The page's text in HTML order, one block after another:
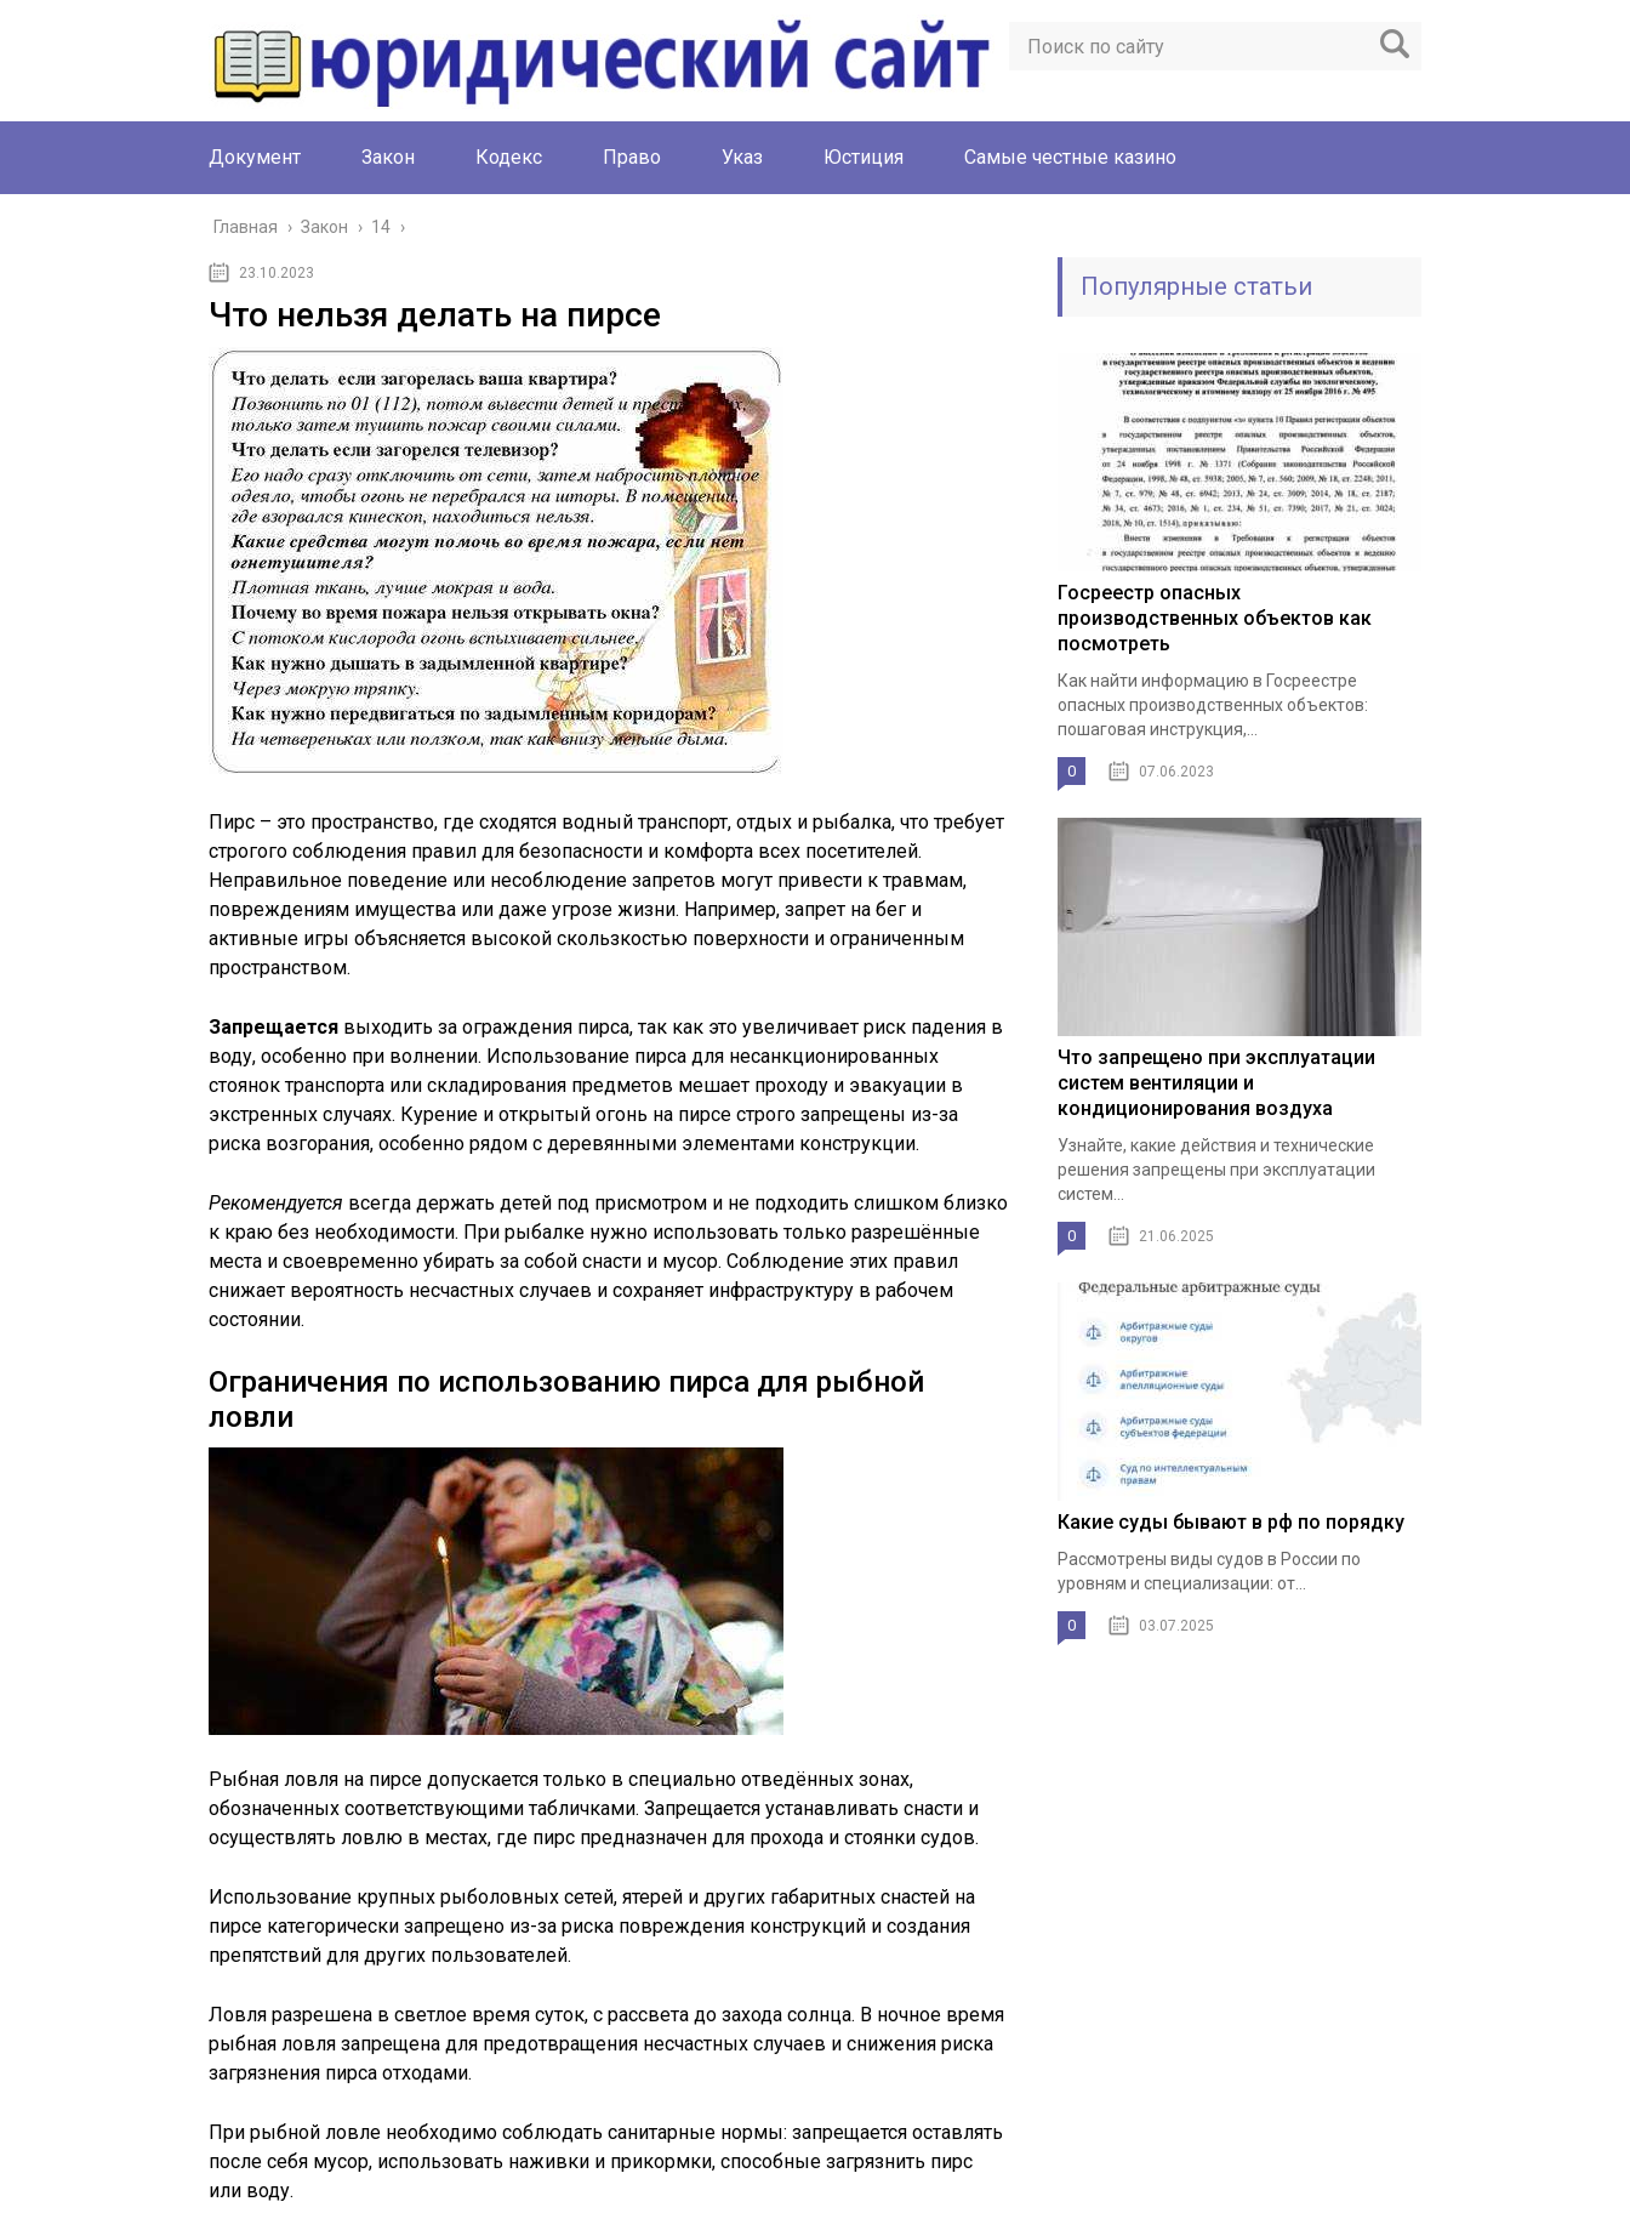
Документ Закон Кодекс Право Указ Юстиция Cамые честные казино
Главная › Закон › 14 ›
23.10.2023
Что нельзя делать на пирсе
Пирс – это пространство, где сходятся водный транспорт, отдых и рыбалка, что требует
строгого соблюдения правил для безопасности и комфорта всех посетителей.
Неправильное поведение или несоблюдение запретов могут привести к травмам,
повреждениям имущества или даже угрозе жизни. Например, запрет на бег и
активные игры объясняется высокой скользкостью поверхности и ограниченным
пространством.
Запрещается выходить за ограждения пирса, так как это увеличивает риск падения в
воду, особенно при волнении. Использование пирса для несанкционированных
стоянок транспорта или складирования предметов мешает проходу и эвакуации в
экстренных случаях. Курение и открытый огонь на пирсе строго запрещены из-за
риска возгорания, особенно рядом с деревянными элементами конструкции.
Рекомендуется всегда держать детей под присмотром и не подходить слишком близко
к краю без необходимости. При рыбалке нужно использовать только разрешённые
места и своевременно убирать за собой снасти и мусор. Соблюдение этих правил
снижает вероятность несчастных случаев и сохраняет инфраструктуру в рабочем
состоянии.
Ограничения по использованию пирса для рыбной
ловли
Рыбная ловля на пирсе допускается только в специально отведённых зонах,
обозначенных соответствующими табличками. Запрещается устанавливать снасти и
осуществлять ловлю в местах, где пирс предназначен для прохода и стоянки судов.
Использование крупных рыболовных сетей, ятерей и других габаритных снастей на
пирсе категорически запрещено из-за риска повреждения конструкций и создания
препятствий для других пользователей.
Ловля разрешена в светлое время суток, с рассвета до захода солнца. В ночное время
рыбная ловля запрещена для предотвращения несчастных случаев и снижения риска
загрязнения пирса отходами.
При рыбной ловле необходимо соблюдать санитарные нормы: запрещается оставлять
после себя мусор, использовать наживки и прикормки, способные загрязнить пирс
или воду.
Популярные статьи
Госреестр опасных
производственных объектов как
посмотреть
Как найти информацию в Госреестре
опасных производственных объектов:
пошаговая инструкция,...
0 07.06.2023
Что запрещено при эксплуатации
систем вентиляции и
кондиционирования воздуха
Узнайте, какие действия и технические
решения запрещены при эксплуатации
систем...
0 21.06.2025
Какие суды бывают в рф по порядку
Рассмотрены виды судов в России по
уровням и специализации: от...
0 03.07.2025